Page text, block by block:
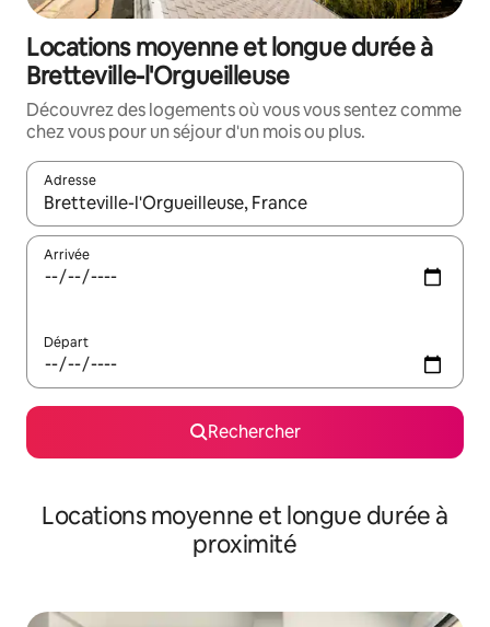
Locations moyenne et longue durée à
Bretteville-l'Orgueilleuse
Découvrez des logements où vous vous sentez comme
chez vous pour un séjour d'un mois ou plus.
Adresse
Lorsque les résultats s'affichent, utilisez les flèches vers le
Arrivée
Départ
Rechercher
Locations moyenne et longue durée à
proximité